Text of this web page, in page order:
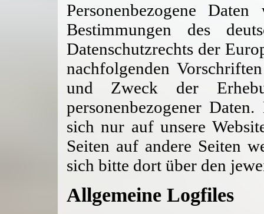
Personenbezogene
Bestimmungen des
Datenschutzrechts der
nachfolgenden
und Zweck der
personenbezogener
sich nur auf unsere
Seiten auf andere Seiten
sich bitte dort über den
Allgemeine Logfiles